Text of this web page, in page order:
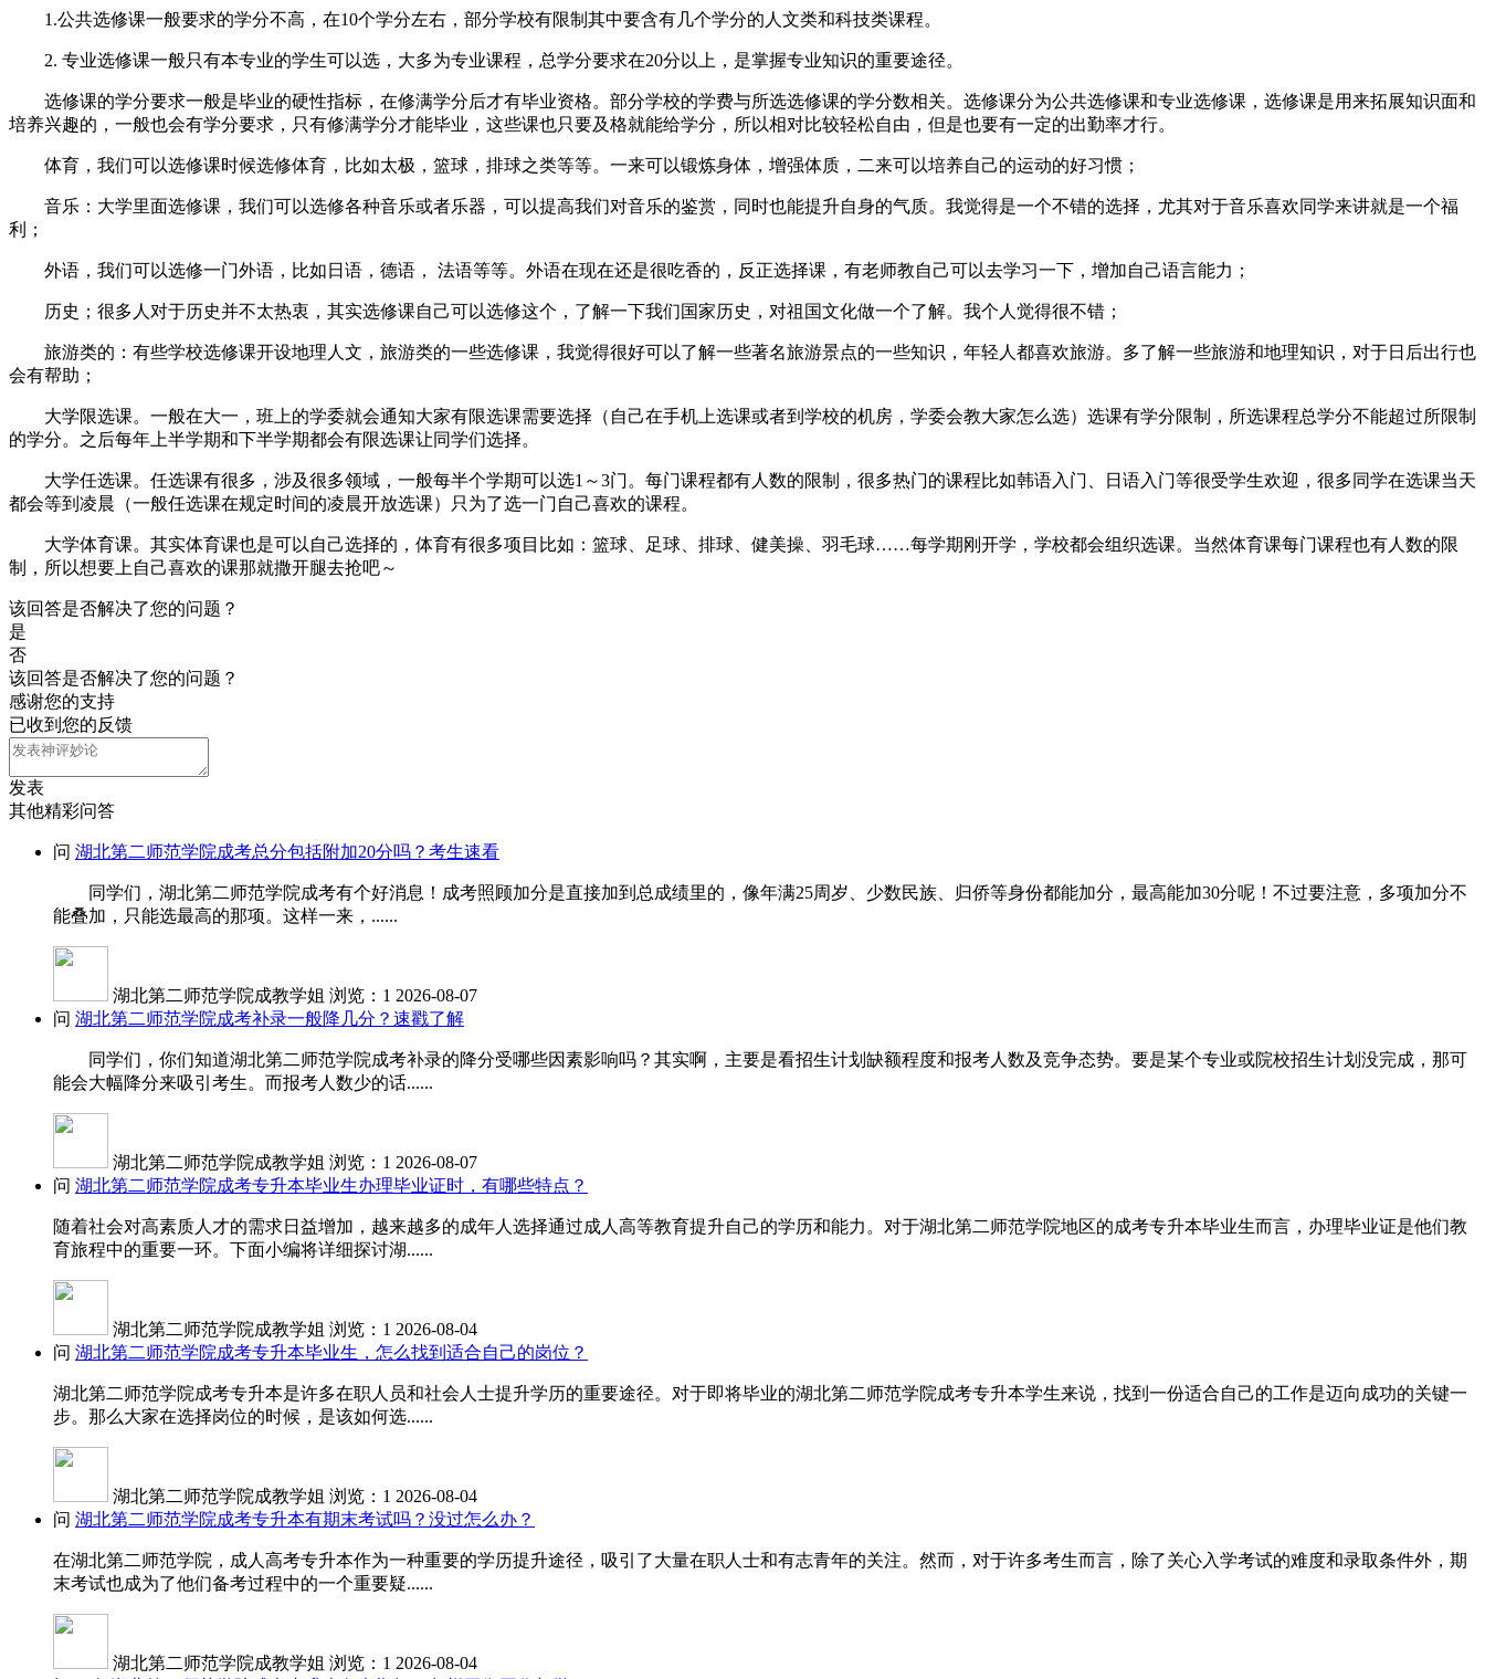
1.公共选修课一般要求的学分不高，在10个学分左右，部分学校有限制其中要含有几个学分的人文类和科技类课程。
2. 专业选修课一般只有本专业的学生可以选，大多为专业课程，总学分要求在20分以上，是掌握专业知识的重要途径。
选修课的学分要求一般是毕业的硬性指标，在修满学分后才有毕业资格。部分学校的学费与所选选修课的学分数相关。选修课分为公共选修课和专业选修课，选修课是用来拓展知识面和
培养兴趣的，一般也会有学分要求，只有修满学分才能毕业，这些课也只要及格就能给学分，所以相对比较轻松自由，但是也要有一定的出勤率才行。
体育，我们可以选修课时候选修体育，比如太极，篮球，排球之类等等。一来可以锻炼身体，增强体质，二来可以培养自己的运动的好习惯；
音乐：大学里面选修课，我们可以选修各种音乐或者乐器，可以提高我们对音乐的鉴赏，同时也能提升自身的气质。我觉得是一个不错的选择，尤其对于音乐喜欢同学来讲就是一个福
利；
外语，我们可以选修一门外语，比如日语，德语， 法语等等。外语在现在还是很吃香的，反正选择课，有老师教自己可以去学习一下，增加自己语言能力；
历史；很多人对于历史并不太热衷，其实选修课自己可以选修这个，了解一下我们国家历史，对祖国文化做一个了解。我个人觉得很不错；
旅游类的：有些学校选修课开设地理人文，旅游类的一些选修课，我觉得很好可以了解一些著名旅游景点的一些知识，年轻人都喜欢旅游。多了解一些旅游和地理知识，对于日后出行也
会有帮助；
大学限选课。一般在大一，班上的学委就会通知大家有限选课需要选择（自己在手机上选课或者到学校的机房，学委会教大家怎么选）选课有学分限制，所选课程总学分不能超过所限制
的学分。之后每年上半学期和下半学期都会有限选课让同学们选择。
大学任选课。任选课有很多，涉及很多领域，一般每半个学期可以选1～3门。每门课程都有人数的限制，很多热门的课程比如韩语入门、日语入门等很受学生欢迎，很多同学在选课当天
都会等到凌晨（一般任选课在规定时间的凌晨开放选课）只为了选一门自己喜欢的课程。
大学体育课。其实体育课也是可以自己选择的，体育有很多项目比如：篮球、足球、排球、健美操、羽毛球……每学期刚开学，学校都会组织选课。当然体育课每门课程也有人数的限
制，所以想要上自己喜欢的课那就撒开腿去抢吧～
该回答是否解决了您的问题？
是
否
该回答是否解决了您的问题？
感谢您的支持
已收到您的反馈
发表
其他精彩问答
问 湖北第二师范学院成考总分包括附加20分吗？考生速看
同学们，湖北第二师范学院成考有个好消息！成考照顾加分是直接加到总成绩里的，像年满25周岁、少数民族、归侨等身份都能加分，最高能加30分呢！不过要注意，多项加分不
能叠加，只能选最高的那项。这样一来，......
湖北第二师范学院成教学姐 浏览：1 2026-08-07
问 湖北第二师范学院成考补录一般降几分？速戳了解
同学们，你们知道湖北第二师范学院成考补录的降分受哪些因素影响吗？其实啊，主要是看招生计划缺额程度和报考人数及竞争态势。要是某个专业或院校招生计划没完成，那可
能会大幅降分来吸引考生。而报考人数少的话......
湖北第二师范学院成教学姐 浏览：1 2026-08-07
问 湖北第二师范学院成考专升本毕业生办理毕业证时，有哪些特点？
随着社会对高素质人才的需求日益增加，越来越多的成年人选择通过成人高等教育提升自己的学历和能力。对于湖北第二师范学院地区的成考专升本毕业生而言，办理毕业证是他们教
育旅程中的重要一环。下面小编将详细探讨湖......
湖北第二师范学院成教学姐 浏览：1 2026-08-04
问 湖北第二师范学院成考专升本毕业生，怎么找到适合自己的岗位？
湖北第二师范学院成考专升本是许多在职人员和社会人士提升学历的重要途径。对于即将毕业的湖北第二师范学院成考专升本学生来说，找到一份适合自己的工作是迈向成功的关键一
步。那么大家在选择岗位的时候，是该如何选......
湖北第二师范学院成教学姐 浏览：1 2026-08-04
问 湖北第二师范学院成考专升本有期末考试吗？没过怎么办？
在湖北第二师范学院，成人高考专升本作为一种重要的学历提升途径，吸引了大量在职人士和有志青年的关注。然而，对于许多考生而言，除了关心入学考试的难度和录取条件外，期
末考试也成为了他们备考过程中的一个重要疑......
湖北第二师范学院成教学姐 浏览：1 2026-08-04